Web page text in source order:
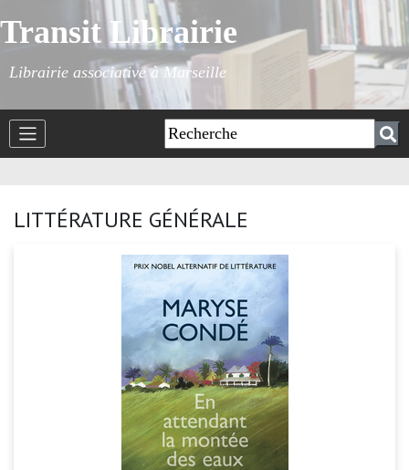
Transit Librairie
Librairie associative à Marseille
LITTÉRATURE GÉNÉRALE